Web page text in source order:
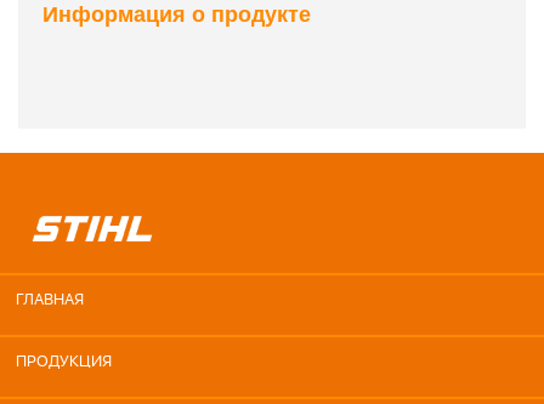
Информация о продукте
ГЛАВНАЯ
ПРОДУКЦИЯ